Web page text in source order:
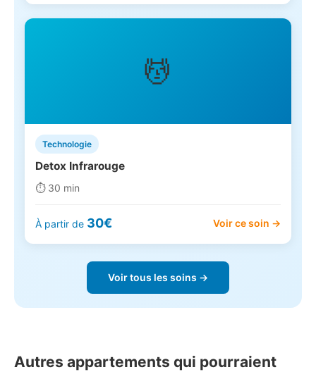
💆
Technologie
Detox Infrarouge
⏱️ 30 min
À partir de 30€ Voir ce soin →
Voir tous les soins →
Autres appartements qui pourraient